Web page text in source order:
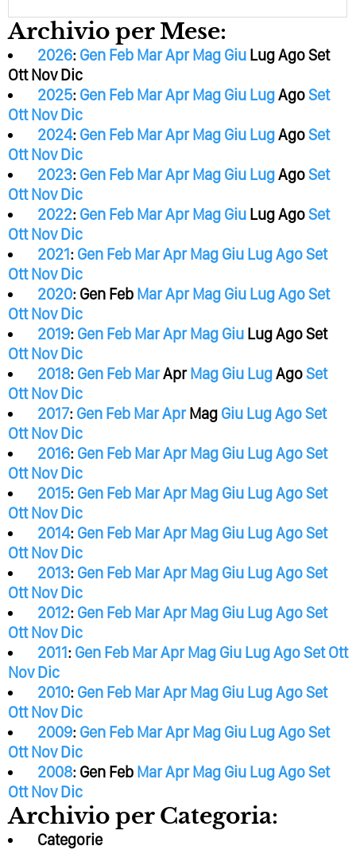
Archivio per Mese:
2026: Gen Feb MarApr Mag Giu LugAgoSet
Ott Nov Dic
2025: Gen Feb MarApr Mag Giu LugAgoSet
Ott Nov Dic
2024: Gen Feb MarApr Mag Giu LugAgoSet
Ott Nov Dic
2023: Gen Feb MarApr Mag Giu LugAgoSet
Ott Nov Dic
2022: Gen Feb MarApr Mag Giu LugAgoSet
Ott Nov Dic
2021: Gen Feb MarApr Mag Giu LugAgoSet
Ott Nov Dic
2020: Gen Feb MarApr Mag Giu LugAgoSet
Ott Nov Dic
2019: Gen Feb MarApr Mag Giu LugAgoSet
Ott Nov Dic
2018: Gen Feb MarApr Mag Giu LugAgoSet
Ott Nov Dic
2017: Gen Feb MarApr Mag Giu LugAgoSet
Ott Nov Dic
2016: Gen Feb MarApr Mag Giu LugAgoSet
Ott Nov Dic
2015: Gen Feb MarApr Mag Giu LugAgoSet
Ott Nov Dic
2014: Gen Feb MarApr Mag Giu LugAgoSet
Ott Nov Dic
2013: Gen Feb MarApr Mag Giu LugAgoSet
Ott Nov Dic
2012: Gen Feb MarApr Mag Giu LugAgoSet
Ott Nov Dic
2011: Gen Feb MarApr Mag Giu LugAgoSet Ott
Nov Dic
2010: Gen Feb MarApr Mag Giu LugAgoSet
Ott Nov Dic
2009: Gen Feb MarApr Mag Giu LugAgoSet
Ott Nov Dic
2008: Gen Feb MarApr Mag Giu LugAgoSet
Ott Nov Dic
Archivio per Categoria:
Categorie